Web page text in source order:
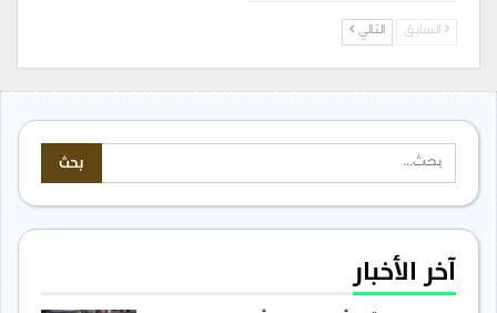
السابق التالي
آخر الأخبار